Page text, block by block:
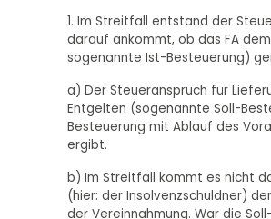
1. Im Streitfall entstand der
darauf ankommt, ob das FA
sogenannte Ist-Besteuerung)
a) Der Steueranspruch für
Entgelten (sogenannte Soll-
Besteuerung mit Ablauf des
ergibt.
b) Im Streitfall kommt es nicht
(hier: der Insolvenzschuldner)
der Vereinnahmung. War die